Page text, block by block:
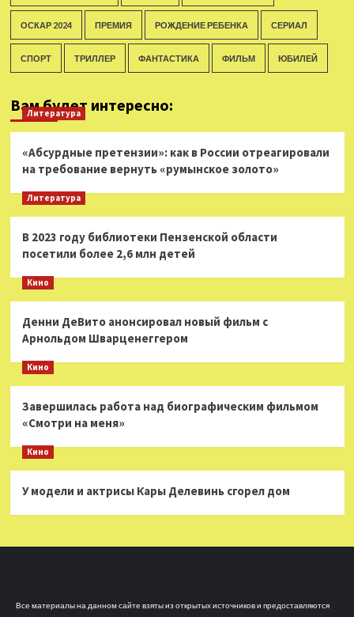
ОСКАР 2024 ПРЕМИЯ РОЖДЕНИЕ РЕБЕНКА СЕРИАЛ
СПОРТ ТРИЛЛЕР ФАНТАСТИКА ФИЛЬМ ЮБИЛЕЙ
Вам будет интересно:
Литература
«Абсурдные претензии»: как в России отреагировали
на требование вернуть «румынское золото»
Литература
В 2023 году библиотеки Пензенской области
посетили более 2,6 млн детей
Кино
Денни ДеВито анонсировал новый фильм с
Арнольдом Шварценеггером
Кино
Завершилась работа над биографическим фильмом
«Смотри на меня»
Кино
У модели и актрисы Кары Делевинь сгорел дом
Все материалы на данном сайте взяты из открытых источников и предоставляются